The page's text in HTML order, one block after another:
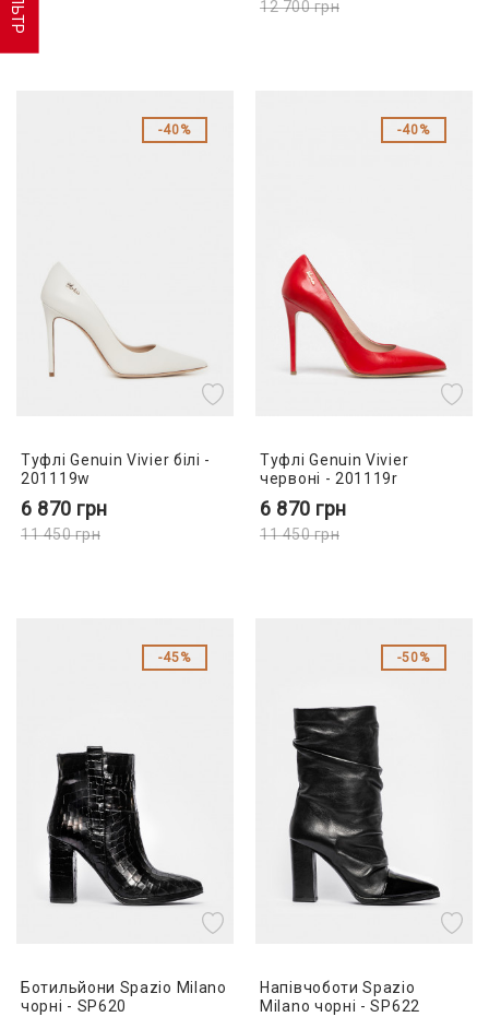
12 700грн
40%
Туфлі Genuin Vivier білі -
201119w
6 870 грн
11 450грн
40%
Туфлі Genuin Vivier
червоні - 201119r
6 870 грн
11 450грн
45%
Ботильйони Spazio Milano
чорні - SP620
50%
Напівчоботи Spazio
Milano чорні - SP622